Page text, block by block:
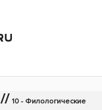
// 10 - Филологические